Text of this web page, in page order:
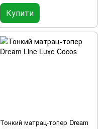
Купити
Тонкий матрац-топер Dream